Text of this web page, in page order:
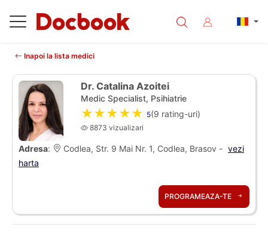
Inapoi la lista medici
Dr. Catalina Azoitei
Medic Specialist, Psihiatrie
★★★★★ 5(9 rating-uri)
8873 vizualizari
Adresa: Codlea, Str. 9 Mai Nr. 1, Codlea, Brasov - vezi
harta
PROGRAMEAZA-TE